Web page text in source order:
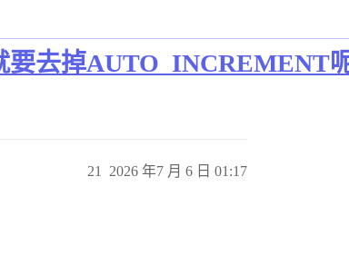
去掉AUTO_INCREMENT
2026 年7 月 6 日 01:17
21